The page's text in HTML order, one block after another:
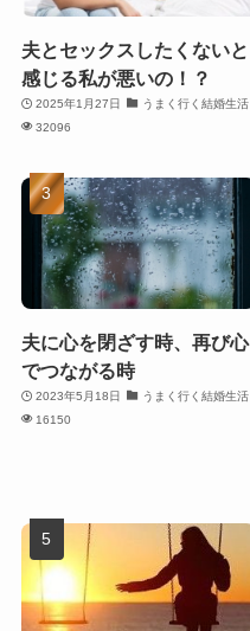
夫とセックスしたくないと
感じる私が悪いの！？
2025年1月27日
うまく行く結婚生活
32096
夫に心を閉ざす時、再び心
でつながる時
2023年5月18日
うまく行く結婚生活
16150